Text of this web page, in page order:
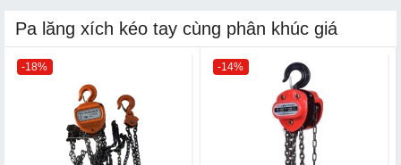
Pa lăng xích kéo tay cùng phân khúc giá
-18% -14%